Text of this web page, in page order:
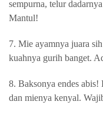
sempurna, telur
Mantul!
7. Mie ayamnya juara
kuahnya gurih banget.
8. Baksonya endes
dan mienya kenyal.